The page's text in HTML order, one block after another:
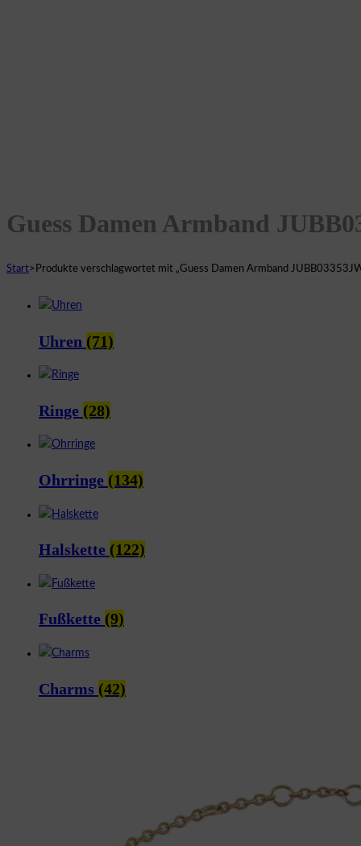
Guess Damen Armband
Start> Produkte verschlagwortet mit „Guess Damen Armband
Uhren (71)
Ringe (28)
Ohrringe (134)
Halskette (122)
Fußkette (9)
Charms (42)